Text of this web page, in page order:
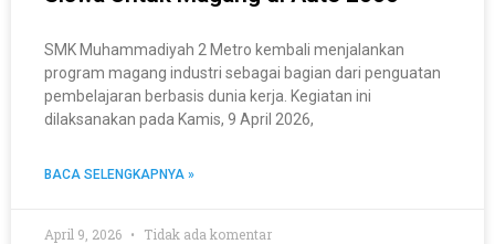
SMK Muhammadiyah 2 Metro kembali menjalankan
program magang industri sebagai bagian dari penguatan
pembelajaran berbasis dunia kerja. Kegiatan ini
dilaksanakan pada Kamis, 9 April 2026,
BACA SELENGKAPNYA »
April 9, 2026 Tidak ada komentar